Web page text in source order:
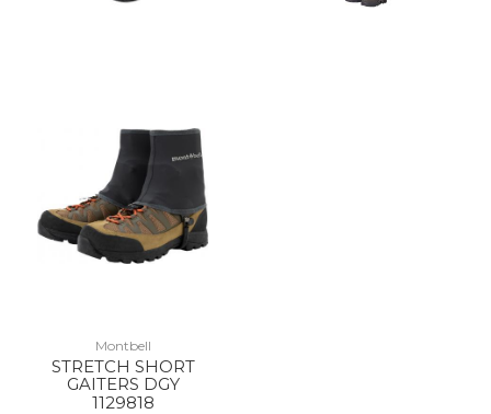
Montbell
STRETCH SHORT
GAITERS DGY
1129818